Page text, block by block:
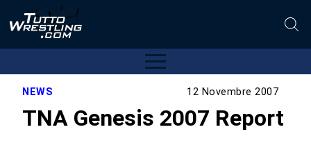
NEWS 12 Novembre 2007
TNA Genesis 2007 Report